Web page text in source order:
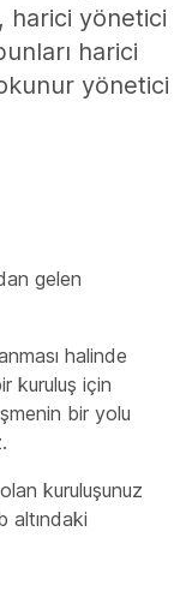
harici yönetici
harici
yönetici
gelen
halinde
kuruluş için
bir yolu
kuruluşunuz
altındaki